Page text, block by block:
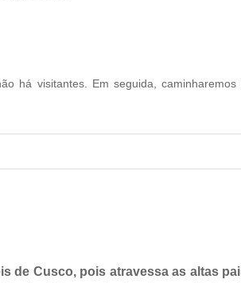
há visitantes. Em seguida,
de Cusco, pois atravessa as altas